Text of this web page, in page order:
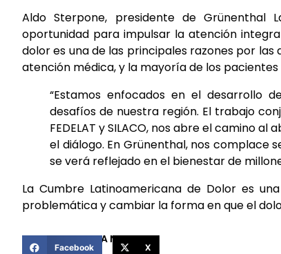
Aldo Sterpone, presidente de Grünenthal
oportunidad para impulsar la atención
dolor es una de las principales razones por
atención médica, y la mayoría de los
“Estamos enfocados en el desarrollo
desafíos de nuestra región. El trabajo
FEDELAT y SILACO, nos abre el camino
el diálogo. En Grünenthal, nos complace
se verá reflejado en el bienestar de
La Cumbre Latinoamericana de Dolor es
problemática y cambiar la forma en que el
COMPARTIR ESTA NOTICIA
Facebook X